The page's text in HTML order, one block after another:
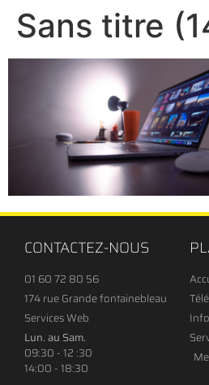
Sans titre
CONTACTEZ-NOUS
01 60 72 80 56
174 rue Grande fontainebleau
Services Web
Lun. au Sam.
09:30 - 12 :30
14:00 - 18:30